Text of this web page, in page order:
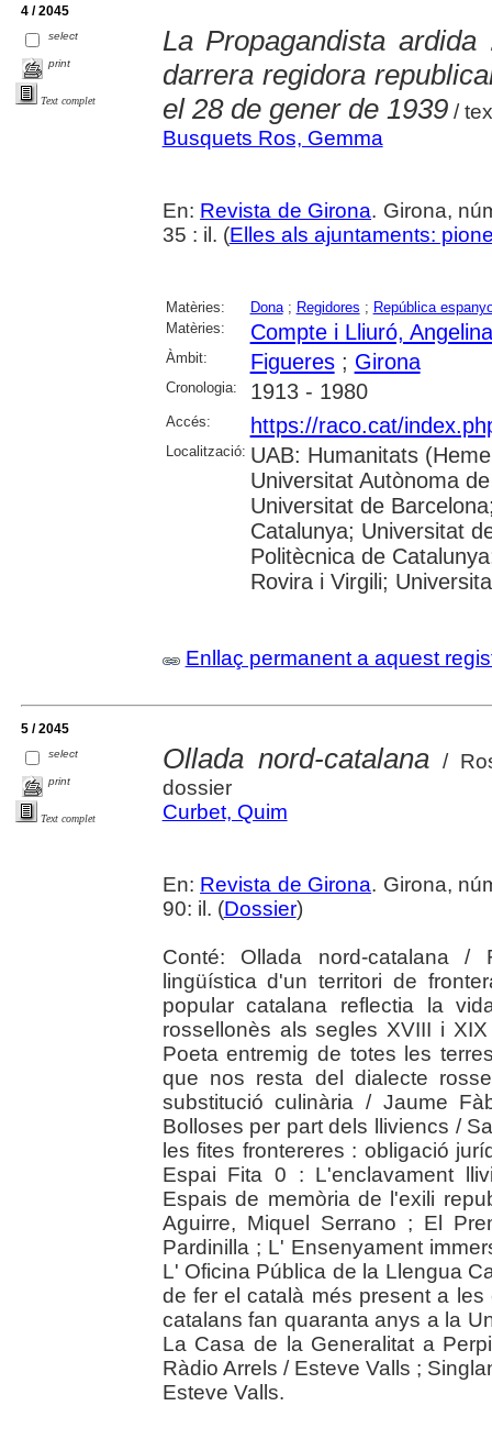
4 / 2045
select
print
Text complet
La Propagandista
darrera regidora
el 28 de gener de 1939/
Busquets Ros, Gemma
En: Revista de Girona. Girona,
35 : il. (Elles als ajuntaments:
Matèries: Dona; Regidores ; República
Matèries:
Compte i Lliuró, Angelina
Àmbit: Figueres; Girona
Cronologia: 1913 - 1980
Accés: https://raco.cat/
Localització: UAB: Humanitats
Universitat Autònoma
Universitat de
Catalunya; Universitat
Politècnica de
Rovira i Virgili;
Enllaç permanent a aquest
5 / 2045
select
print
Text complet
Ollada nord-catalana /
dossier
Curbet, Quim
En: Revista de Girona. Girona,
90: il. (Dossier)
Conté: Ollada nord-catalana
lingüística d'un territori de
popular catalana reflectia la
rossellonès als segles XVIII i
Poeta entremig de totes les
que nos resta del dialecte
substitució culinària / Jaume
Bolloses per part dels lliviencs /
les fites frontereres : obligació
Espai Fita 0 : L'enclavament
Espais de memòria de l'exili
Aguirre, Miquel Serrano ; El
Pardinilla ; L' Ensenyament
L' Oficina Pública de la Llengua
de fer el català més present a
catalans fan quaranta anys a la
La Casa de la Generalitat a
Ràdio Arrels / Esteve Valls ;
Esteve Valls.